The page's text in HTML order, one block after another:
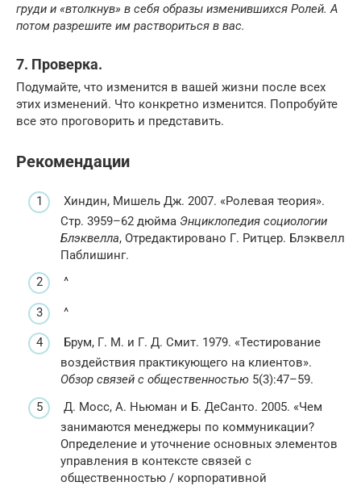
груди и «втолкнув» в себя образы изменившихся Ролей. А
потом разрешите им раствориться в вас.
7. Проверка.
Подумайте, что изменится в вашей жизни после всех
этих изменений. Что конкретно изменится. Попробуйте
все это проговорить и представить.
Рекомендации
Хиндин, Мишель Дж. 2007. «Ролевая теория».
Стр. 3959–62 дюйма Энциклопедия социологии
Блэквелла, Отредактировано Г. Ритцер. Блэквелл
Паблишинг.
^
^
Брум, Г. М. и Г. Д. Смит. 1979. «Тестирование
воздействия практикующего на клиентов».
Обзор связей с общественностью 5(3):47–59.
Д. Мосс, А. Ньюман и Б. ДеСанто. 2005. «Чем
занимаются менеджеры по коммуникации?
Определение и уточнение основных элементов
управления в контексте связей с
общественностью / корпоративной